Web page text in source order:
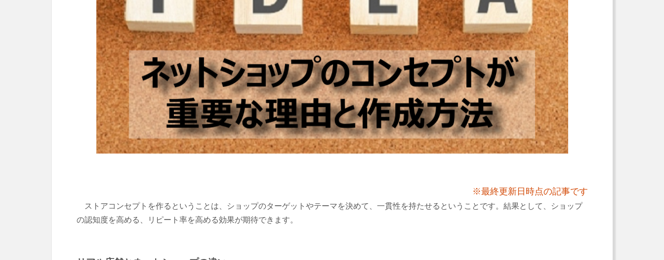
※最終更新日時点の記事です
ストアコンセプトを作るということは、ショップのターゲットやテーマを決めて、一貫性を持たせるということです。結果として、ショップ
の認知度を高める、リピート率を高める効果が期待できます。